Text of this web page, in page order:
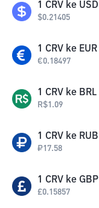
1 CRV ke USD
$0.21405
1 CRV ke EUR
€0.18497
1 CRV ke BRL
R$1.09
1 CRV ke RUB
₽17.58
1 CRV ke GBP
£0.15857